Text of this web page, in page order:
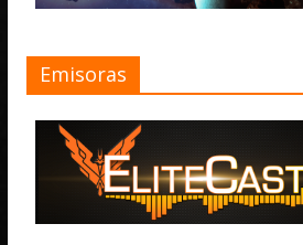
Emisoras